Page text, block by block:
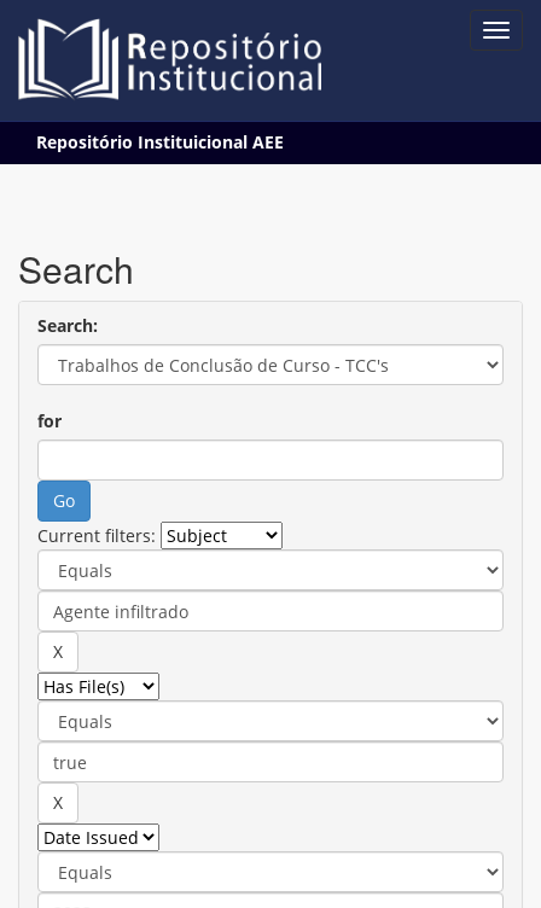
navigation
Repositório Instituicional AEE
Search
Search:
for
Current filters: